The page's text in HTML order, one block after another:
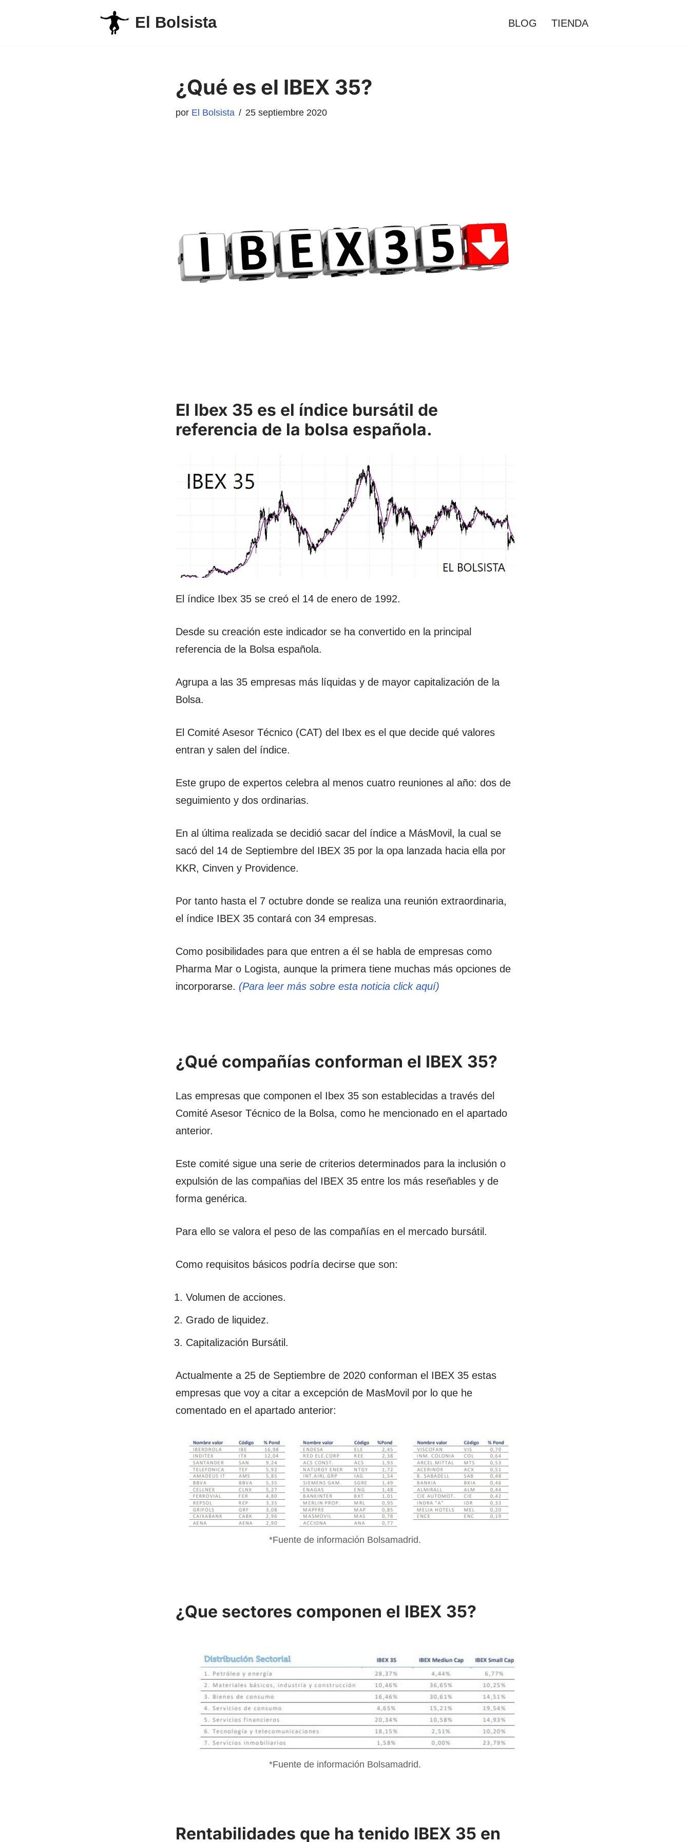
El Bolsista BLOG TIENDA
¿Qué es el IBEX 35?
por El Bolsista 25 septiembre 2020
El Ibex 35 es el índice bursátil de
referencia de la bolsa española.
El índice Ibex 35 se creó el 14 de enero de 1992.
Desde su creación este indicador se ha convertido en la principal
referencia de la Bolsa española.
Agrupa a las 35 empresas más líquidas y de mayor capitalización de la
Bolsa.
El Comité Asesor Técnico (CAT) del Ibex es el que decide qué valores
entran y salen del índice.
Este grupo de expertos celebra al menos cuatro reuniones al año: dos de
seguimiento y dos ordinarias.
En al última realizada se decidió sacar del índice a MásMovil, la cual se
sacó del 14 de Septiembre del IBEX 35 por la opa lanzada hacia ella por
KKR, Cinven y Providence.
Por tanto hasta el 7 octubre donde se realiza una reunión extraordinaria,
el índice IBEX 35 contará con 34 empresas.
Como posibilidades para que entren a él se habla de empresas como
Pharma Mar o Logista, aunque la primera tiene muchas más opciones de
incorporarse. (Para leer más sobre esta noticia click aquí)
¿Qué compañías conforman el IBEX 35?
Las empresas que componen el Ibex 35 son establecidas a través del
Comité Asesor Técnico de la Bolsa, como he mencionado en el apartado
anterior.
Este comité sigue una serie de criterios determinados para la inclusión o
expulsión de las compañias del IBEX 35 entre los más reseñables y de
forma genérica.
Para ello se valora el peso de las compañías en el mercado bursátil.
Como requisitos básicos podría decirse que son:
Volumen de acciones.
Grado de liquidez.
Capitalización Bursátil.
Actualmente a 25 de Septiembre de 2020 conforman el IBEX 35 estas
empresas que voy a citar a excepción de MasMovil por lo que he
comentado en el apartado anterior:
*Fuente de información Bolsamadrid.
¿Que sectores componen el IBEX 35?
*Fuente de información Bolsamadrid.
Rentabilidades que ha tenido IBEX 35 en